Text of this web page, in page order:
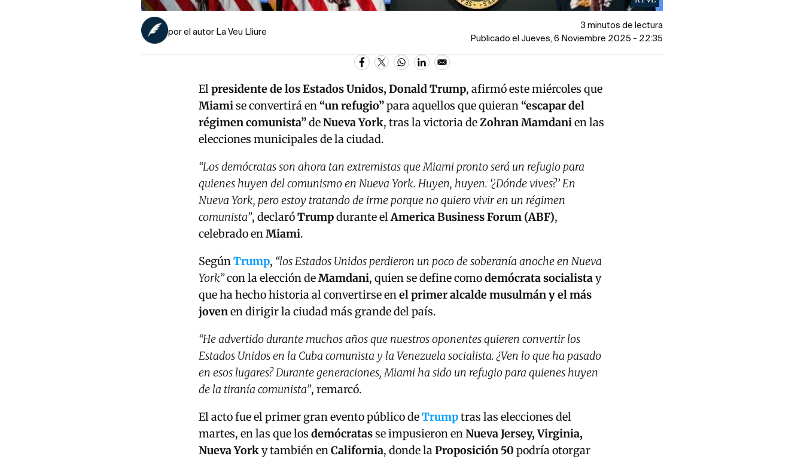
por el autor La Veu Lliure
3 minutos de lectura
Publicado el Jueves, 6 Noviembre 2025 - 22:35
Elpresidente de los Estados Unidos, Donald Trump, afirmó este miércoles que
Miamise convertirá en “un refugio”para aquellos que quieran “escapar del
régimen comunista”deNueva York, tras la victoria deZohran Mamdanien las
elecciones municipales de la ciudad.
“Los demócratas son ahora tan extremistas que Miami pronto será un refugio para
quienes huyen del comunismo en Nueva York. Huyen, huyen. ‘¿Dónde vives?’ En
Nueva York, pero estoy tratando de irme porque no quiero vivir en un régimen
comunista”, declaróTrumpdurante elAmerica Business Forum (ABF),
celebrado enMiami.
SegúnTrump, “los Estados Unidos perdieron un poco de soberanía anoche en Nueva
York”con la elección deMamdani, quien se define comodemócrata socialistay
que ha hecho historia al convertirse enel primer alcalde musulmán y el más
jovenen dirigir la ciudad más grande del país.
“He advertido durante muchos años que nuestros oponentes quieren convertir los
Estados Unidos en la Cuba comunista y la Venezuela socialista. ¿Ven lo que ha pasado
en esos lugares? Durante generaciones, Miami ha sido un refugio para quienes huyen
de la tiranía comunista”, remarcó.
El acto fue el primer gran evento público deTrumptras las elecciones del
martes, en las que los demócratasse impusieron enNueva Jersey, Virginia,
Nueva Yorky también enCalifornia, donde laProposición 50 podría otorgar